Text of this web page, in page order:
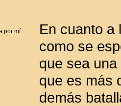
por mí...
En cuanto a
como se
que sea
que es más
demás